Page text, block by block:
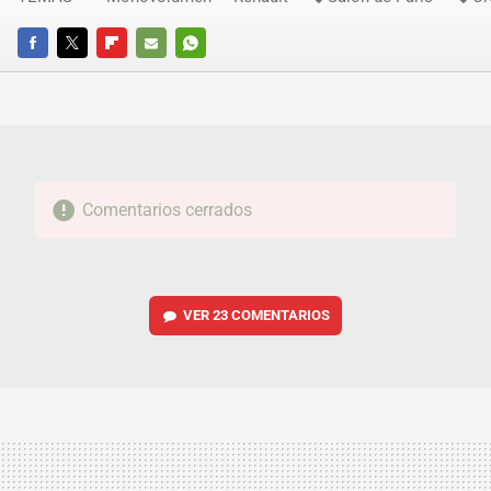
FACEBOOKTWITTERFLIPBOARD
E-
WHATSAPP
Comentarios cerrados
VER 23 COMENTARIOS